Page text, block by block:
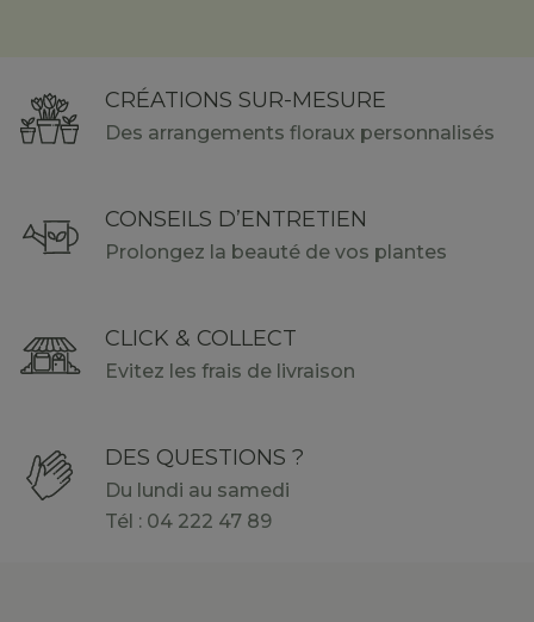
CRÉATIONS SUR-MESURE
Des arrangements floraux personnalisés
CONSEILS D’ENTRETIEN
Prolongez la beauté de vos plantes
CLICK & COLLECT
Evitez les frais de livraison
DES QUESTIONS ?
Du lundi au samedi
Tél : 04 222 47 89